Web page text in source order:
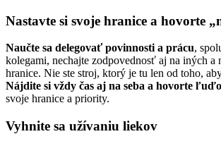
Nastavte si svoje hranice a hovorte
Naučte sa delegovať povinnosti a prácu,
kolegami, nechajte zodpovednosť aj na iných a
hranice. Nie ste stroj, ktorý je tu len od toho,
Nájdite si vždy čas aj na seba a hovorte
svoje hranice a priority.
Vyhnite sa užívaniu liekov